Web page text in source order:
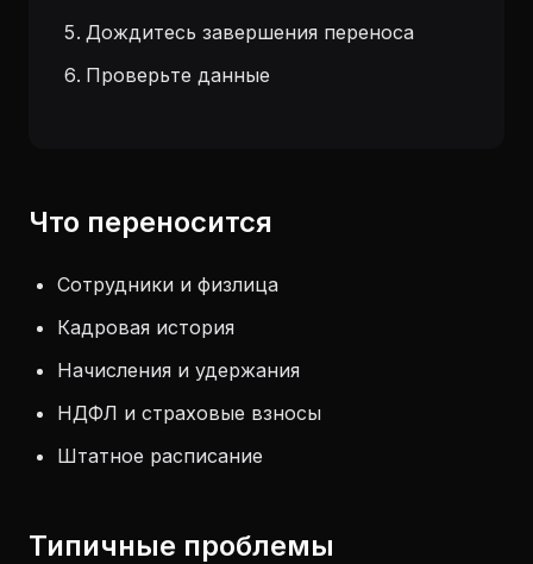
Дождитесь завершения переноса
Проверьте данные
Что переносится
Сотрудники и физлица
Кадровая история
Начисления и удержания
НДФЛ и страховые взносы
Штатное расписание
Типичные проблемы